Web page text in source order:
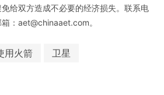
给双方造成不必要的经济损失。联系电
：aet@chinaaet.com。
用火箭 卫星